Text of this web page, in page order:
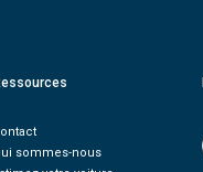
sommes-nous